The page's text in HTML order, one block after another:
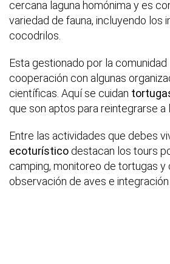
cercana laguna homónima y es
variedad de fauna, incluyendo los
cocodrilos.
Esta gestionado por la comunidad
cooperación con algunas
científicas. Aquí se cuidan
que son aptos para reintegrarse a
Entre las actividades que debes
ecoturístico destacan los tours
camping, monitoreo de tortugas y
observación de aves e